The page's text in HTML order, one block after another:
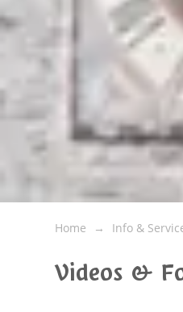
Home Info &
Videos &